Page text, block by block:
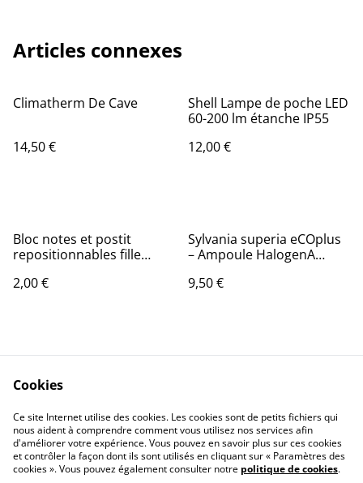
Articles connexes
Climatherm De Cave
14,50 €
Shell Lampe de poche LED
60-200 lm étanche IP55
12,00 €
Bloc notes et postit
repositionnables fille
2,00 €
Sylvania superia eCOplus
– Ampoule HalogenA
12 V 25 W
9,50 €
Contactez-nous
Conditions
Politique de
confidentialité
Politique de cookies
Cookies
Ce site Internet utilise des cookies. Les cookies sont de petits fichiers qui
nous aident à comprendre comment vous utilisez nos services afin
d'améliorer votre expérience. Vous pouvez en savoir plus sur ces cookies
et contrôler la façon dont ils sont utilisés en cliquant sur « Paramètres des
cookies ». Vous pouvez également consulter notre politique de cookies.